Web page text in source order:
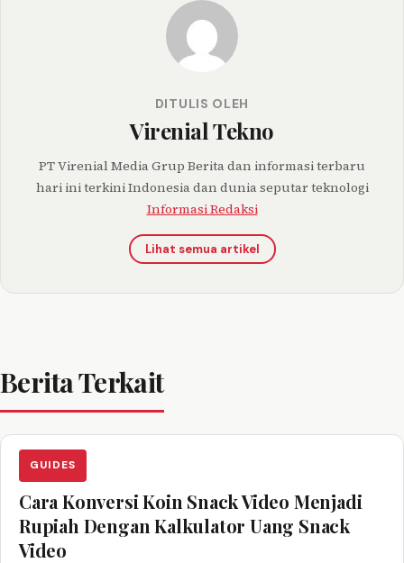
DITULIS OLEH
Virenial Tekno
PT Virenial Media Grup Berita dan informasi terbaru
hari ini terkini Indonesia dan dunia seputar teknologi
Informasi Redaksi
Lihat semua artikel
Berita Terkait
GUIDES
Cara Konversi Koin Snack Video Menjadi
Rupiah Dengan Kalkulator Uang Snack
Video